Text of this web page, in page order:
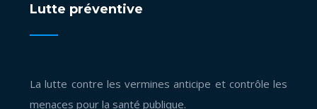
Lutte préventive
La lutte contre les vermines anticipe et contrôle les
menaces pour la santé publique.